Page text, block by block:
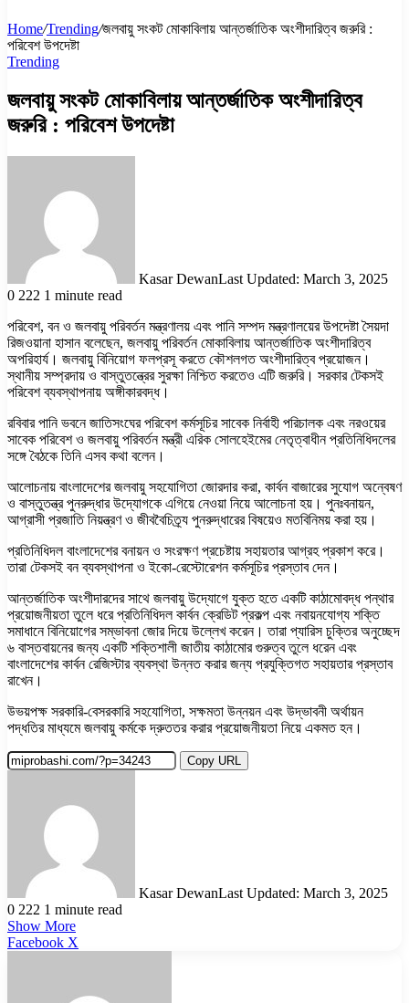
Home/Trending/জলবায়ু সংকট মোকাবিলায় আন্তর্জাতিক অংশীদারিত্ব জরুরি :
পরিবেশ উপদেষ্টা
Trending
জলবায়ু সংকট মোকাবিলায় আন্তর্জাতিক অংশীদারিত্ব
জরুরি : পরিবেশ উপদেষ্টা
Kasar DewanLast Updated: March 3, 2025
0 222 1 minute read
পরিবেশ, বন ও জলবায়ু পরিবর্তন মন্ত্রণালয় এবং পানি সম্পদ মন্ত্রণালয়ের উপদেষ্টা সৈয়দা
রিজওয়ানা হাসান বলেছেন, জলবায়ু পরিবর্তন মোকাবিলায় আন্তর্জাতিক অংশীদারিত্ব
অপরিহার্য। জলবায়ু বিনিয়োগ ফলপ্রসূ করতে কৌশলগত অংশীদারিত্ব প্রয়োজন।
স্থানীয় সম্প্রদায় ও বাস্তুতন্ত্রের সুরক্ষা নিশ্চিত করতেও এটি জরুরি। সরকার টেকসই
পরিবেশ ব্যবস্থাপনায় অঙ্গীকারবদ্ধ।
রবিবার পানি ভবনে জাতিসংঘের পরিবেশ কর্মসূচির সাবেক নির্বাহী পরিচালক এবং নরওয়ের
সাবেক পরিবেশ ও জলবায়ু পরিবর্তন মন্ত্রী এরিক সোলহেইমের নেতৃত্বাধীন প্রতিনিধিদলের
সঙ্গে বৈঠকে তিনি এসব কথা বলেন।
আলোচনায় বাংলাদেশের জলবায়ু সহযোগিতা জোরদার করা, কার্বন বাজারের সুযোগ অন্বেষণ
ও বাস্তুতন্ত্র পুনরুদ্ধার উদ্যোগকে এগিয়ে নেওয়া নিয়ে আলোচনা হয়। পুনঃবনায়ন,
আগ্রাসী প্রজাতি নিয়ন্ত্রণ ও জীববৈচিত্র্য পুনরুদ্ধারের বিষয়েও মতবিনিময় করা হয়।
প্রতিনিধিদল বাংলাদেশের বনায়ন ও সংরক্ষণ প্রচেষ্টায় সহায়তার আগ্রহ প্রকাশ করে।
তারা টেকসই বন ব্যবস্থাপনা ও ইকো-রেস্টোরেশন কর্মসূচির প্রস্তাব দেন।
আন্তর্জাতিক অংশীদারদের সাথে জলবায়ু উদ্যোগে যুক্ত হতে একটি কাঠামোবদ্ধ পন্থার
প্রয়োজনীয়তা তুলে ধরে প্রতিনিধিদল কার্বন ক্রেডিট প্রকল্প এবং নবায়নযোগ্য শক্তি
সমাধানে বিনিয়োগের সম্ভাবনা জোর দিয়ে উল্লেখ করেন। তারা প্যারিস চুক্তির অনুচ্ছেদ
৬ বাস্তবায়নের জন্য একটি শক্তিশালী জাতীয় কাঠামোর গুরুত্ব তুলে ধরেন এবং
বাংলাদেশের কার্বন রেজিস্টার ব্যবস্থা উন্নত করার জন্য প্রযুক্তিগত সহায়তার প্রস্তাব
রাখেন।
উভয়পক্ষ সরকারি-বেসরকারি সহযোগিতা, সক্ষমতা উন্নয়ন এবং উদ্ভাবনী অর্থায়ন
পদ্ধতির মাধ্যমে জলবায়ু কর্মকে দ্রুততর করার প্রয়োজনীয়তা নিয়ে একমত হন।
Copy URL
Kasar DewanLast Updated: March 3, 2025
0 222 1 minute read
Show More
Facebook X